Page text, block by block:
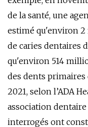
de la santé, une
estimé qu'environ
de caries dentaires
qu'environ 514
des dents primaires
2021, selon l’ADA
association
interrogés ont